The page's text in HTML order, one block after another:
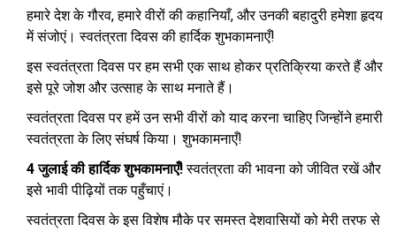
हमारे देश के गौरव, हमारे वीरों की कहानियाँ, और उनकी बहादुरी हमेशा हृदय
में संजोएं। स्वतंत्रता दिवस की हार्दिक शुभकामनाएँ!
इस स्वतंत्रता दिवस पर हम सभी एक साथ होकर प्रतिक्रिया करते हैं और
इसे पूरे जोश और उत्साह के साथ मनाते हैं।
स्वतंत्रता दिवस पर हमें उन सभी वीरों को याद करना चाहिए जिन्होंने हमारी
स्वतंत्रता के लिए संघर्ष किया। शुभकामनाएँ!
4 जुलाई की हार्दिक शुभकामनाएँ!स्वतंत्रता की भावना को जीवित रखें और
इसे भावी पीढ़ियों तक पहुँचाएं।
स्वतंत्रता दिवस के इस विशेष मौके पर समस्त देशवासियों को मेरी तरफ से